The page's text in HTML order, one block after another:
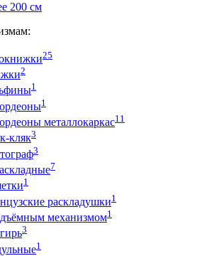
200 см
25
2
1
1
металлокаркас11
кляк3
3
7
1
раскладушки1
механизмом1
3
1